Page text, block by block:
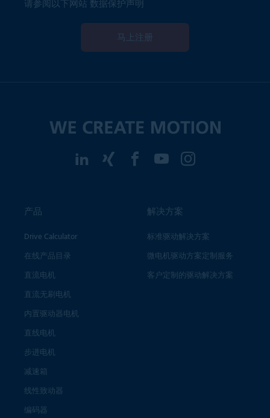
请参阅以下网站 数据保护声明
马上注册
产品
Drive Calculator
在线产品目录
直流电机
直流无刷电机
内置驱动器电机
直线电机
步进电机
减速箱
线性致动器
编码器
解决方案
标准驱动解决方案
微电机驱动方案定制服务
客户定制的驱动解决方案